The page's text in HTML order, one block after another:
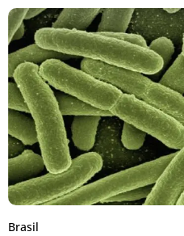
Brasil